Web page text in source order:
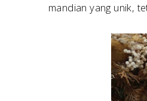
mandian yang unik,